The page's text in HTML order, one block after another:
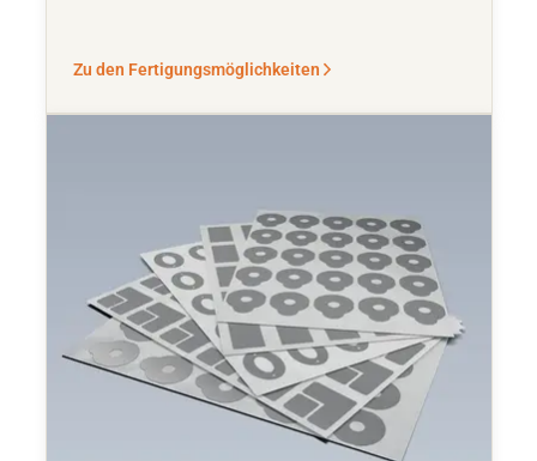
Zu den Fertigungsmöglichkeiten